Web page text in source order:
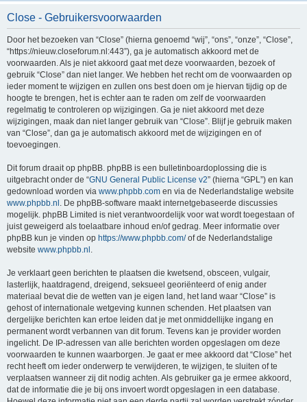
Close - Gebruikersvoorwaarden
Door het bezoeken van “Close” (hierna genoemd “wij”, “ons”, “onze”, “Close”,
“https://nieuw.closeforum.nl:443”), ga je automatisch akkoord met de
voorwaarden. Als je niet akkoord gaat met deze voorwaarden, bezoek of
gebruik “Close” dan niet langer. We hebben het recht om de voorwaarden op
ieder moment te wijzigen en zullen ons best doen om je hiervan tijdig op de
hoogte te brengen, het is echter aan te raden om zelf de voorwaarden
regelmatig te controleren op wijzigingen. Ga je niet akkoord met deze
wijzigingen, maak dan niet langer gebruik van “Close”. Blijf je gebruik maken
van “Close”, dan ga je automatisch akkoord met de wijzigingen en of
toevoegingen.
Dit forum draait op phpBB. phpBB is een bulletinboardoplossing die is
uitgebracht onder de “GNU General Public License v2” (hierna “GPL”) en kan
gedownload worden via www.phpbb.com en via de Nederlandstalige website
www.phpbb.nl. De phpBB-software maakt internetgebaseerde discussies
mogelijk. phpBB Limited is niet verantwoordelijk voor wat wordt toegestaan of
juist geweigerd als toelaatbare inhoud en/of gedrag. Meer informatie over
phpBB kun je vinden op https://www.phpbb.com/of de Nederlandstalige
website www.phpbb.nl.
Je verklaart geen berichten te plaatsen die kwetsend, obsceen, vulgair,
lasterlijk, haatdragend, dreigend, seksueel georiënteerd of enig ander
materiaal bevat die de wetten van je eigen land, het land waar “Close” is
gehost of internationale wetgeving kunnen schenden. Het plaatsen van
dergelijke berichten kan ertoe leiden dat je met onmiddellijke ingang en
permanent wordt verbannen van dit forum. Tevens kan je provider worden
ingelicht. De IP-adressen van alle berichten worden opgeslagen om deze
voorwaarden te kunnen waarborgen. Je gaat er mee akkoord dat “Close” het
recht heeft om ieder onderwerp te verwijderen, te wijzigen, te sluiten of te
verplaatsen wanneer zij dit nodig achten. Als gebruiker ga je ermee akkoord,
dat de informatie die je bij ons invoert wordt opgeslagen in een database.